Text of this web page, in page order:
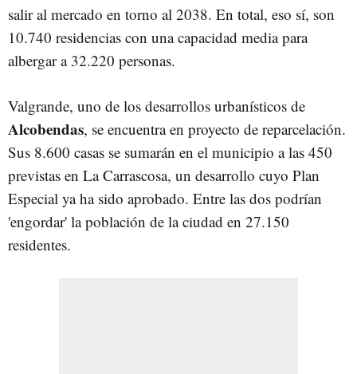
salir al mercado en torno al 2038. En total, eso sí, son
10.740 residencias con una capacidad media para
albergar a 32.220 personas.
Valgrande, uno de los desarrollos urbanísticos de
Alcobendas, se encuentra en proyecto de reparcelación.
Sus 8.600 casas se sumarán en el municipio a las 450
previstas en La Carrascosa, un desarrollo cuyo Plan
Especial ya ha sido aprobado. Entre las dos podrían
'engordar' la población de la ciudad en 27.150
residentes.